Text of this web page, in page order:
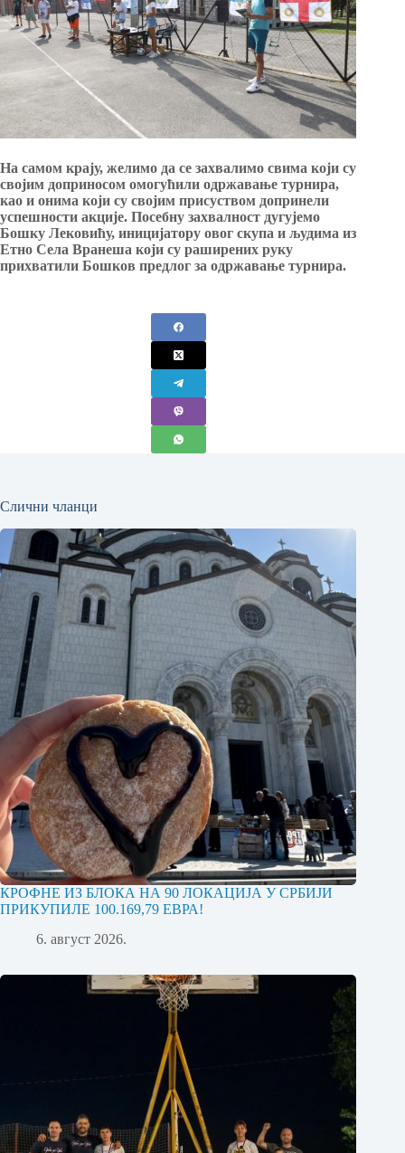
На самом крају, желимо да се захвалимо свима који су
својим доприносом омогућили одржавање турнира,
као и онима који су својим присуством допринели
успешности акције. Посебну захвалност дугујемо
Бошку Лековићу, иницијатору овог скупа и људима из
Етно Села Вранеша који су раширених руку
прихватили Бошков предлог за одржавање турнира.
Слични чланци
КРОФНЕ ИЗ БЛОКА НА 90 ЛОКАЦИЈА У СРБИЈИ
ПРИКУПИЛЕ 100.169,79 ЕВРА!
6. август 2026.